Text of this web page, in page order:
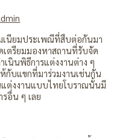
เนียมประเพณีที่สืบต่อกันมา
ตรียมมองหาสถานที่รับจัด
เนินพิธีการแต่งงานต่าง ๆ
กับแขกที่มาร่วมงานเช่นกัน
แต่งงานแบบไทยโบราณนั้นมี
อื่น ๆ เลย